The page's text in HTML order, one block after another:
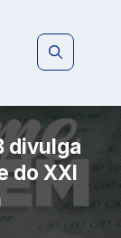
divulga
do XXI